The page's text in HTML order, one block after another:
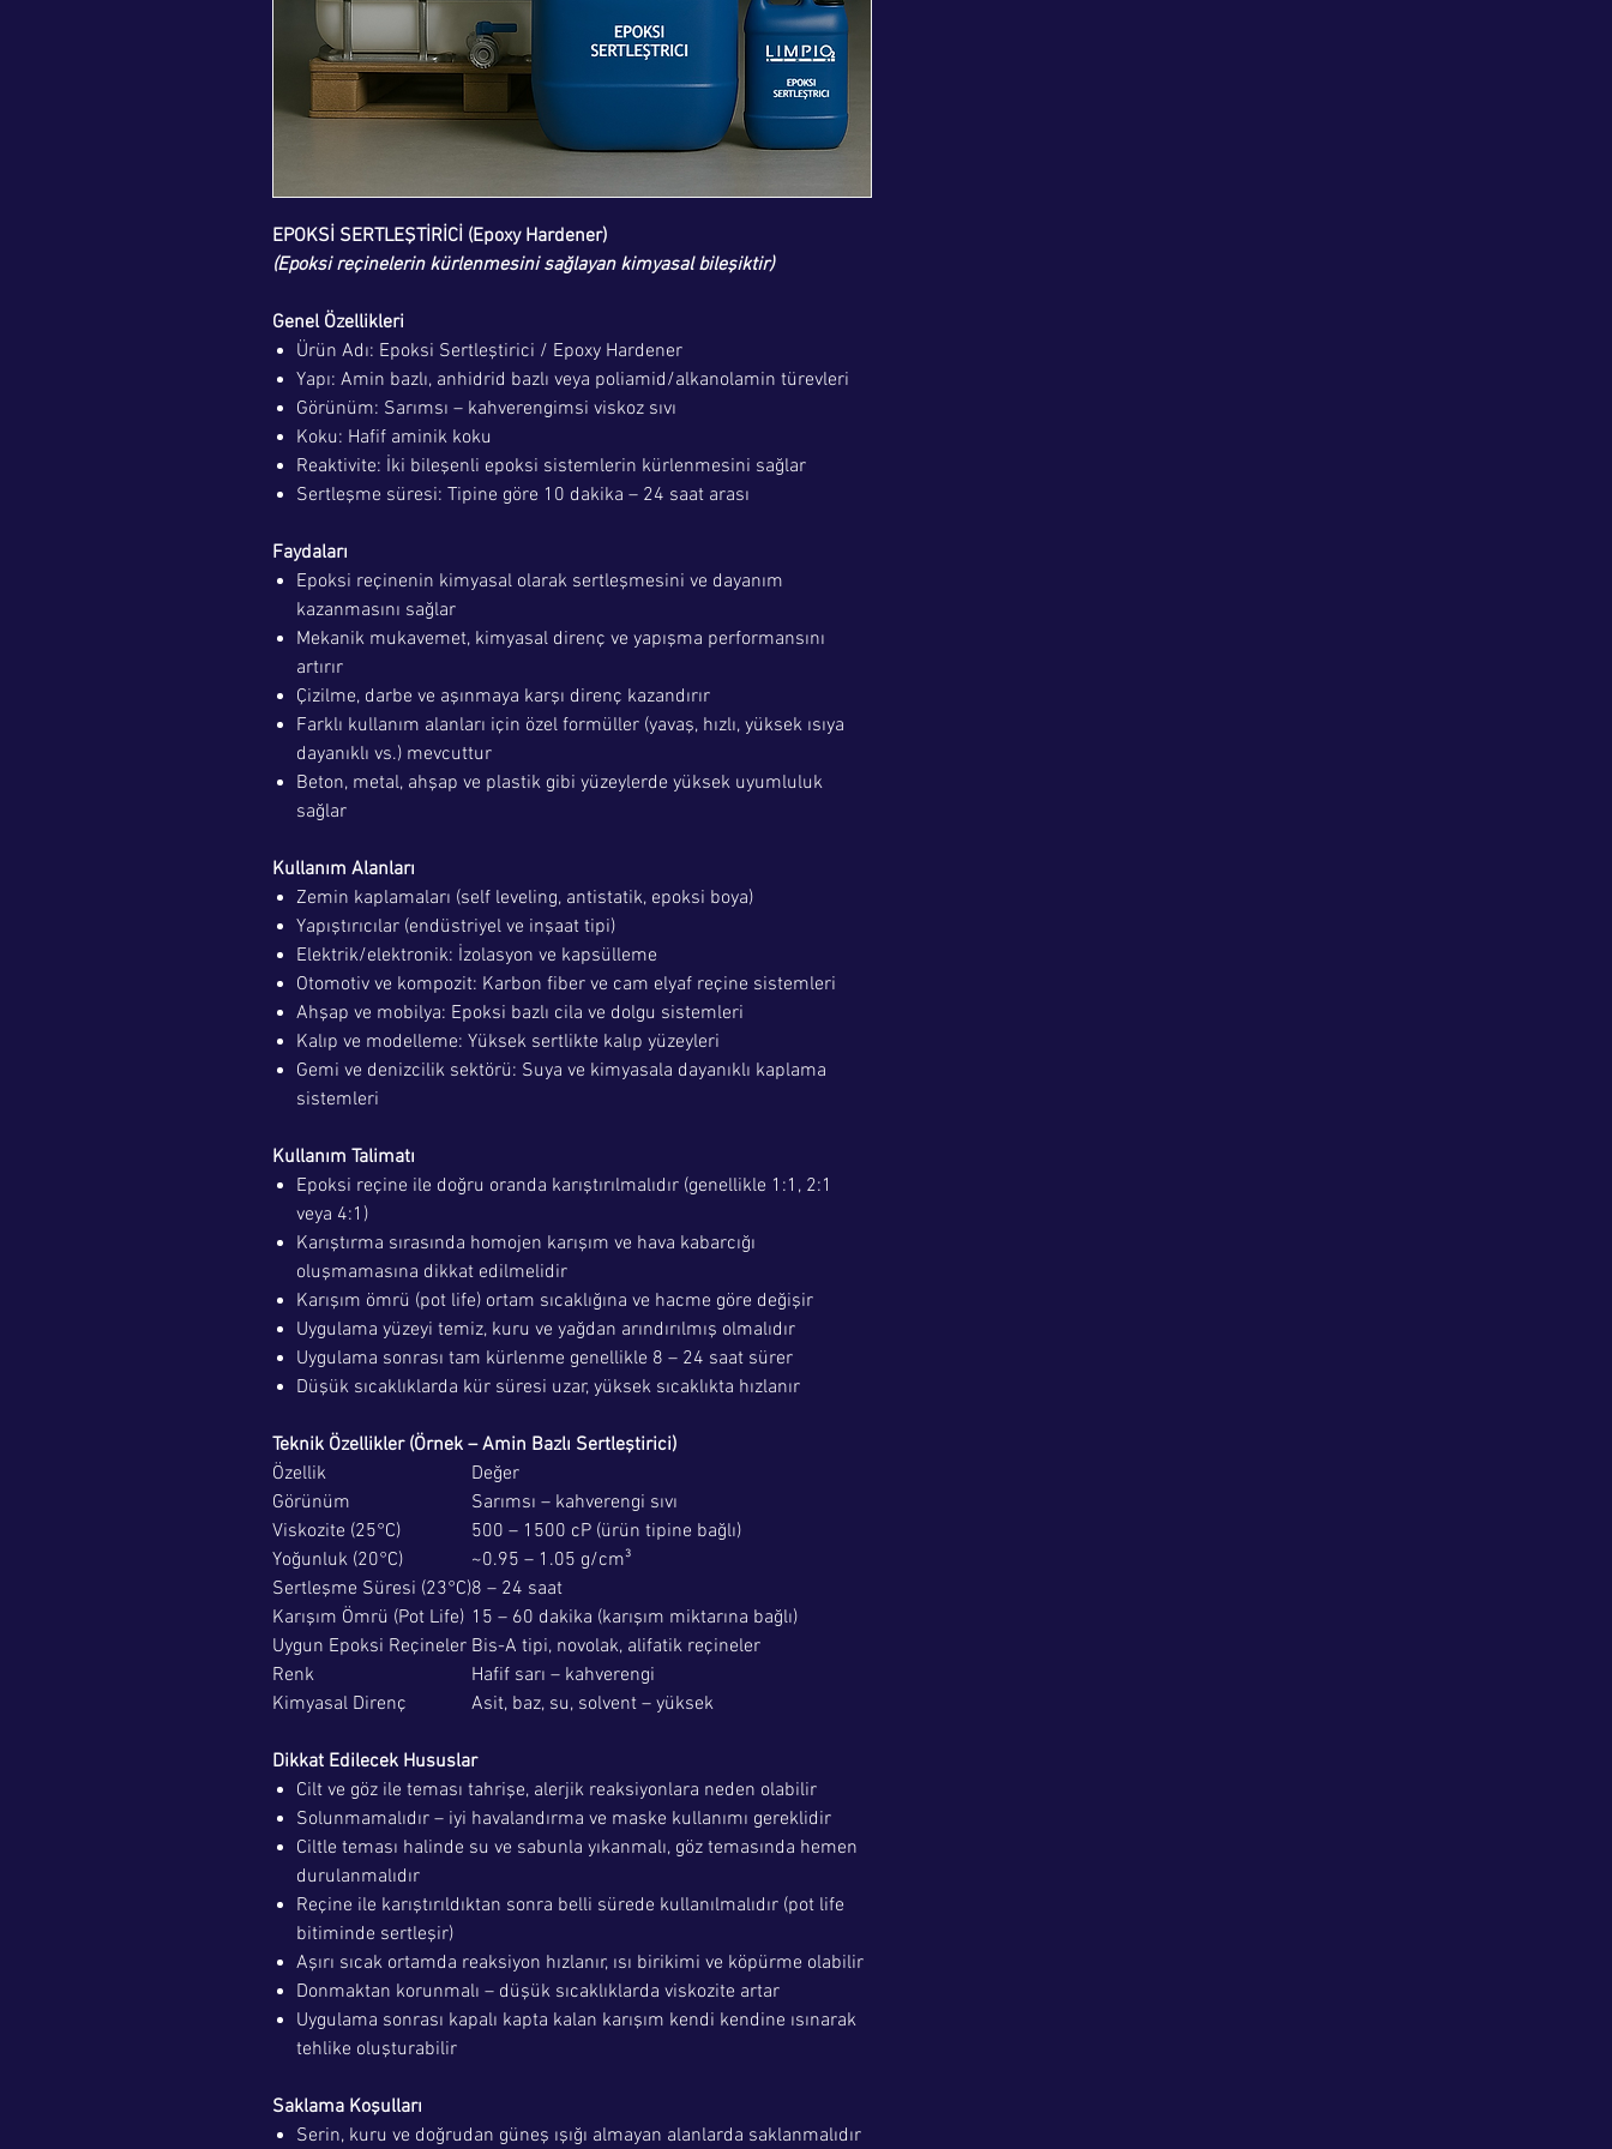
EPOKSİ SERTLEŞTİRİCİ (Epoxy Hardener)
(Epoksi reçinelerin kürlenmesini sağlayan kimyasal bileşiktir)
Genel Özellikleri
Ürün Adı: Epoksi Sertleştirici / Epoxy Hardener
Yapı: Amin bazlı, anhidrid bazlı veya poliamid/alkanolamin türevleri
Görünüm: Sarımsı – kahverengimsi viskoz sıvı
Koku: Hafif aminik koku
Reaktivite: İki bileşenli epoksi sistemlerin kürlenmesini sağlar
Sertleşme süresi: Tipine göre 10 dakika – 24 saat arası
Faydaları
Epoksi reçinenin kimyasal olarak sertleşmesini ve dayanım
kazanmasını sağlar
Mekanik mukavemet, kimyasal direnç ve yapışma performansını
artırır
Çizilme, darbe ve aşınmaya karşı direnç kazandırır
Farklı kullanım alanları için özel formüller (yavaş, hızlı, yüksek ısıya
dayanıklı vs.) mevcuttur
Beton, metal, ahşap ve plastik gibi yüzeylerde yüksek uyumluluk
sağlar
Kullanım Alanları
Zemin kaplamaları (self leveling, antistatik, epoksi boya)
Yapıştırıcılar (endüstriyel ve inşaat tipi)
Elektrik/elektronik: İzolasyon ve kapsülleme
Otomotiv ve kompozit: Karbon fiber ve cam elyaf reçine sistemleri
Ahşap ve mobilya: Epoksi bazlı cila ve dolgu sistemleri
Kalıp ve modelleme: Yüksek sertlikte kalıp yüzeyleri
Gemi ve denizcilik sektörü: Suya ve kimyasala dayanıklı kaplama
sistemleri
Kullanım Talimatı
Epoksi reçine ile doğru oranda karıştırılmalıdır (genellikle 1:1, 2:1
veya 4:1)
Karıştırma sırasında homojen karışım ve hava kabarcığı
oluşmamasına dikkat edilmelidir
Karışım ömrü (pot life) ortam sıcaklığına ve hacme göre değişir
Uygulama yüzeyi temiz, kuru ve yağdan arındırılmış olmalıdır
Uygulama sonrası tam kürlenme genellikle 8 – 24 saat sürer
Düşük sıcaklıklarda kür süresi uzar, yüksek sıcaklıkta hızlanır
Teknik Özellikler (Örnek – Amin Bazlı Sertleştirici)
Özellik
Değer
Görünüm
Sarımsı – kahverengi sıvı
Viskozite (25°C)
500 – 1500 cP (ürün tipine bağlı)
Yoğunluk (20°C)
~0.95 – 1.05 g/cm³
Sertleşme Süresi (23°C)8 – 24 saat
Karışım Ömrü (Pot Life) 15 – 60 dakika (karışım miktarına bağlı)
Uygun Epoksi Reçineler Bis-A tipi, novolak, alifatik reçineler
Renk
Hafif sarı – kahverengi
Kimyasal Direnç
Asit, baz, su, solvent – yüksek
Dikkat Edilecek Hususlar
Cilt ve göz ile teması tahrişe, alerjik reaksiyonlara neden olabilir
Solunmamalıdır – iyi havalandırma ve maske kullanımı gereklidir
Ciltle teması halinde su ve sabunla yıkanmalı, göz temasında hemen
durulanmalıdır
Reçine ile karıştırıldıktan sonra belli sürede kullanılmalıdır (pot life
bitiminde sertleşir)
Aşırı sıcak ortamda reaksiyon hızlanır, ısı birikimi ve köpürme olabilir
Donmaktan korunmalı – düşük sıcaklıklarda viskozite artar
Uygulama sonrası kapalı kapta kalan karışım kendi kendine ısınarak
tehlike oluşturabilir
Saklama Koşulları
Serin, kuru ve doğrudan güneş ışığı almayan alanlarda saklanmalıdır